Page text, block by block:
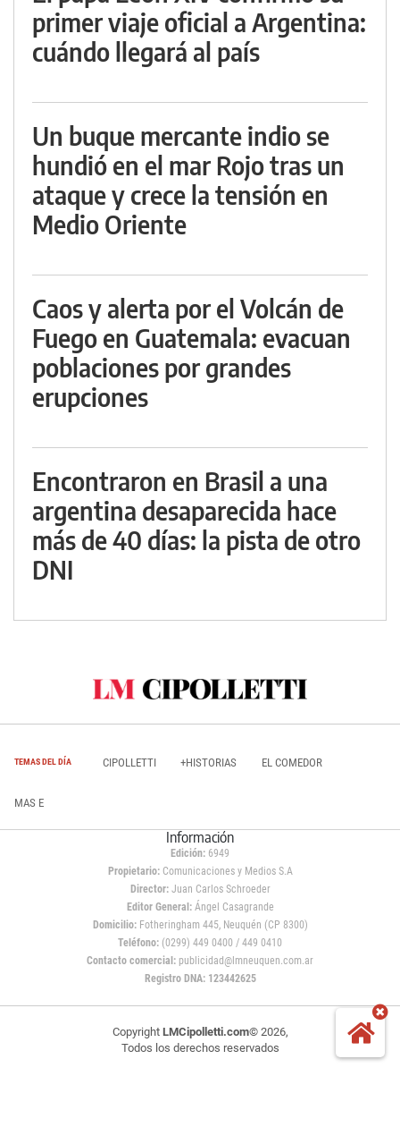
primer viaje oficial a Argentina:
cuándo llegará al país
Un buque mercante indio se
hundió en el mar Rojo tras un
ataque y crece la tensión en
Medio Oriente
Caos y alerta por el Volcán de
Fuego en Guatemala: evacuan
poblaciones por grandes
erupciones
Encontraron en Brasil a una
argentina desaparecida hace
más de 40 días: la pista de otro
DNI
TEMAS DEL DÍA CIPOLLETTI +HISTORIAS EL COMEDOR
MAS E
Información
Edición: 6949
Propietario:Comunicaciones y Medios S.A
Director: Juan Carlos Schroeder
Editor General:Ángel Casagrande
Domicilio:Fotheringham 445, Neuquén (CP 8300)
Teléfono: (0299) 449 0400 / 449 0410
Contacto comercial: publicidad@lmneuquen.com.ar
Registro DNA: 123442625
Copyright LMCipolletti.com© 2026,
Todos los derechos reservados